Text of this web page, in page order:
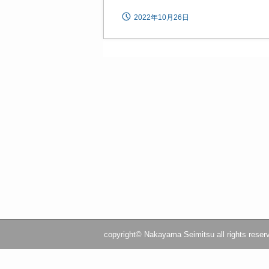
2022年10月26日
copyright© Nakayama Seimitsu all rights